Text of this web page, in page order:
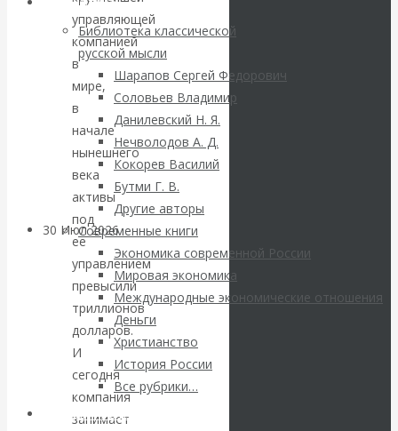
Библиотека классической
русской мысли
Шарапов Сергей Федорович
Соловьев Владимир
Данилевский Н. Я.
Нечволодов А. Д.
Кокорев Василий
Бутми Г. В.
Другие авторы
Современные книги
Экономика современной России
Мировая экономика
Международные экономические отношения
Деньги
Христианство
История России
Все рубрики…
Авторы РЭОШ
ВАлентин
Катасонов.
Саммит НАТО в
Турции: Drang
nach Osten
30 Июл 2026Банки
Валентин
Катасонов. Кто
определяет
погоду на
управляющей
компанией
в
мире,
в
начале
нынешнего
века
активы
под
ее
управлением
превысили
триллионов
долларов.
И
сегодня
компания
занимает